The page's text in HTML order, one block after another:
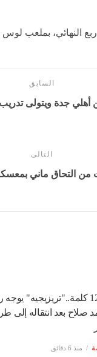
بملعب لوس أنجلوس،
السابق
جدة ويتولى تدريب
التالى
من التحاق ماني
من 12 كلمة.."تريزيجيه"
صلاح بعد انتقاله إلى
منذ 6 دقائق